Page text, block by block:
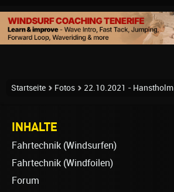
Startseite Fotos 22.10.2021 - Hanstholm
INHALTE
Fahrtechnik (Windsurfen)
Fahrtechnik (Windfoilen)
Forum